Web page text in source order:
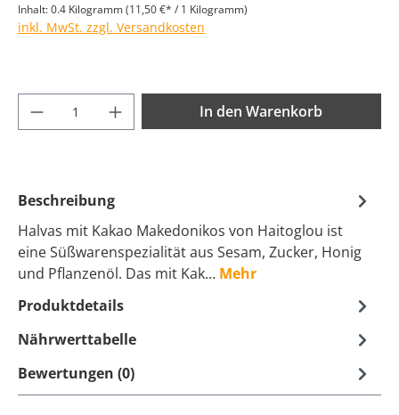
Inhalt:0.4 Kilogramm(11,50 €* / 1 Kilogramm)
inkl. MwSt. zzgl. Versandkosten
Produkt Anzahl: Gib den gewünschten
In den Warenkorb
Beschreibung
Halvas mit Kakao Makedonikos von Haitoglou ist
eine Süßwarenspezialität aus Sesam, Zucker, Honig
und Pflanzenöl. Das mit Kak… Mehr
Produktdetails
Nährwerttabelle
Bewertungen (0)